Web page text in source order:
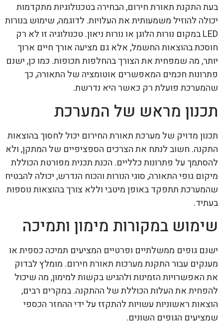
בעת התקנת תאורת חירום, הבחירה בטכנולוגיות מתקדמות
יכולה להוזיל משמעותית את העלויות. לדוגמה, שימוש בנורות
LED במקום נורות הלוגן או נורות ניאון. טכנולוגיה זו לא רק
חוסכת בהוצאות החשמל, אלא גם מציעה אורך חיים ארוך
יותר, מה שמפחית את הצורך בהחלפות תכופות. כמו כן, ישנם
פתרונות חכמים המאפשרים אוטומציה של התאורה, כך
שהמערכת פועלת רק כאשר היא נדרשת.
תכנון מראש של המערכת
תכנון מדויק של מערכת תאורת החירום יכול לחסוך בהוצאות
התקנה. חשוב לנתח את הצרכים הספציפיים של המתקן, ולא
להסתמך על פתרונות כלליים. הכנת תכנית מפורטת הכוללת
מיקום גופי התאורה, סוגי הנורות והכוח הנדרש, יכולה להבטיח
שהמערכת תתפקד באופן מיטבי וללא צורך בהוצאות נוספות
בעתיד.
שימוש במקורות מימון ותמיכה
ישנם גופים ממשלתיים ופרטיים המציעים תמיכה כספית או
מענקים עבור התקנת מערכות תאורת חירום. מומלץ לבדוק
את האפשרויות הזמינות ולהגיש בקשות למימון, מה שיכול
להפחית את העלות הכוללת של ההתקנה. במקרים רבים,
הוצאות ראשוניות עשויות להתקזז על ידי ההחזר הכספי
שמציעים הגופים השונים.